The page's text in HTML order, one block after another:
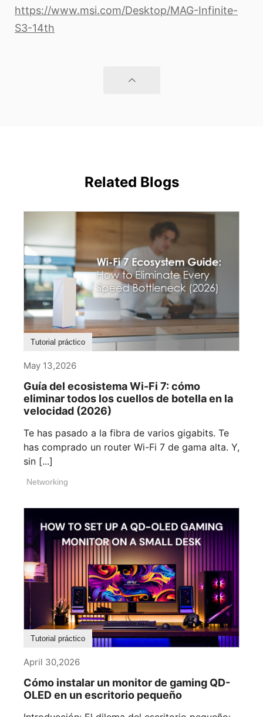
https://www.msi.com/Desktop/MAG-Infinite-
S3-14th
Related Blogs
Tutorial práctico
May 13,2026
Guía del ecosistema Wi-Fi 7: cómo
eliminar todos los cuellos de botella en la
velocidad (2026)
Te has pasado a la fibra de varios gigabits. Te
has comprado un router Wi-Fi 7 de gama alta. Y,
sin [...]
Networking
Tutorial práctico
April 30,2026
Cómo instalar un monitor de gaming QD-
OLED en un escritorio pequeño